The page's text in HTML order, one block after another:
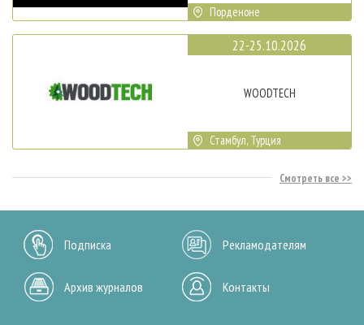
Порденоне
22-25.10.2026
WOODTECH
Стамбул, Турция
Смотреть все
Подписка Рекламодателям
Архив журналов Контакты